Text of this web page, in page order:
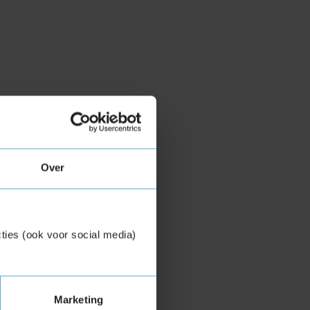
Over
(ook voor social media)
Marketing